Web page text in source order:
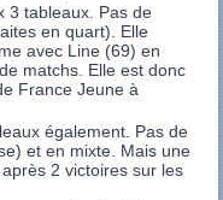
3 tableaux. Pas de
en quart). Elle
avec Line (69) en
matchs. Elle est donc
France Jeune à
également. Pas de
et en mixte. Mais une
2 victoires sur les